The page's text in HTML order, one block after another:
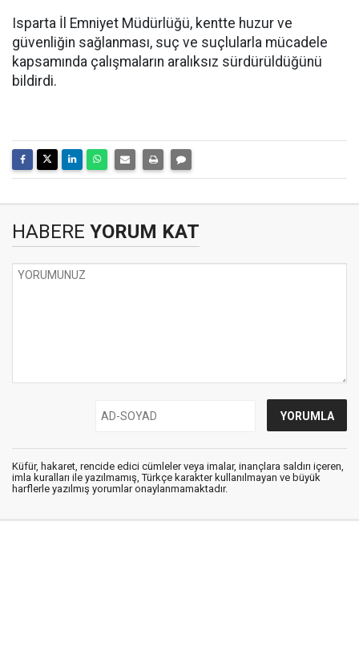
Isparta İl Emniyet Müdürlüğü, kentte huzur ve
güvenliğin sağlanması, suç ve suçlularla mücadele
kapsamında çalışmaların aralıksız sürdürüldüğünü
bildirdi.
HABERE YORUM KAT
Küfür, hakaret, rencide edici cümleler veya imalar, inançlara saldırı içeren,
imla kuralları ile yazılmamış, Türkçe karakter kullanılmayan ve büyük
harflerle yazılmış yorumlar onaylanmamaktadır.